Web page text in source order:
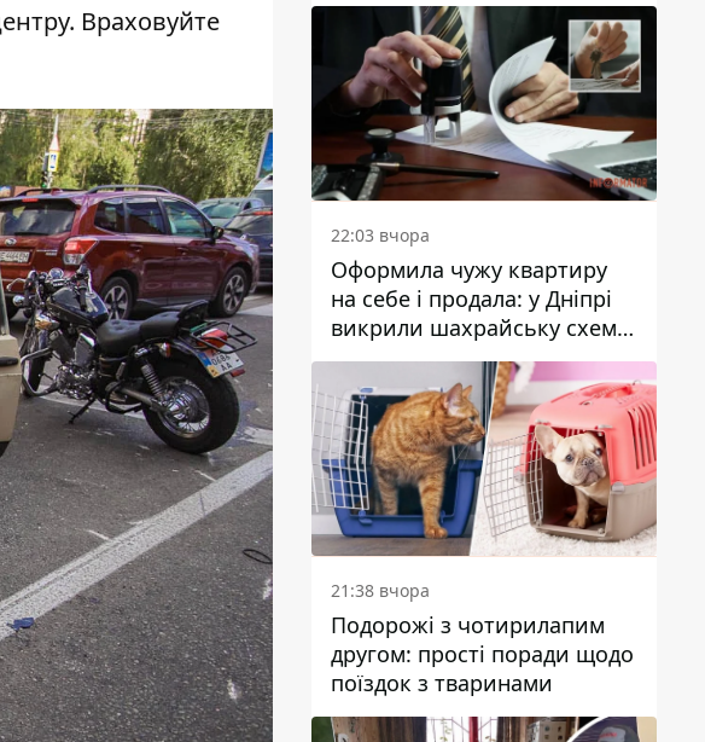
Враховуйте
22:03 вчора
Оформила чужу квартиру
на себе і продала: у Дніпрі
викрили шахрайську схему
з нерухомістю
21:38 вчора
Подорожі з чотирилапим
другом: прості поради щодо
поїздок з тваринами